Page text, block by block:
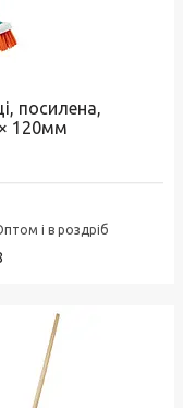
посилена,
120мм
і в роздріб